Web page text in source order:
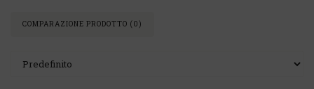
COMPARAZIONE PRODOTTO (0)